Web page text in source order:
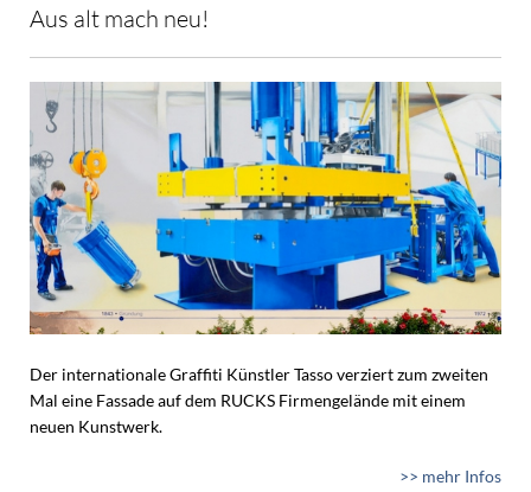
Aus alt mach neu!
Der internationale Graffiti Künstler Tasso verziert zum zweiten
Mal eine Fassade auf dem RUCKS Firmengelände mit einem
neuen Kunstwerk.
>> mehr Infos